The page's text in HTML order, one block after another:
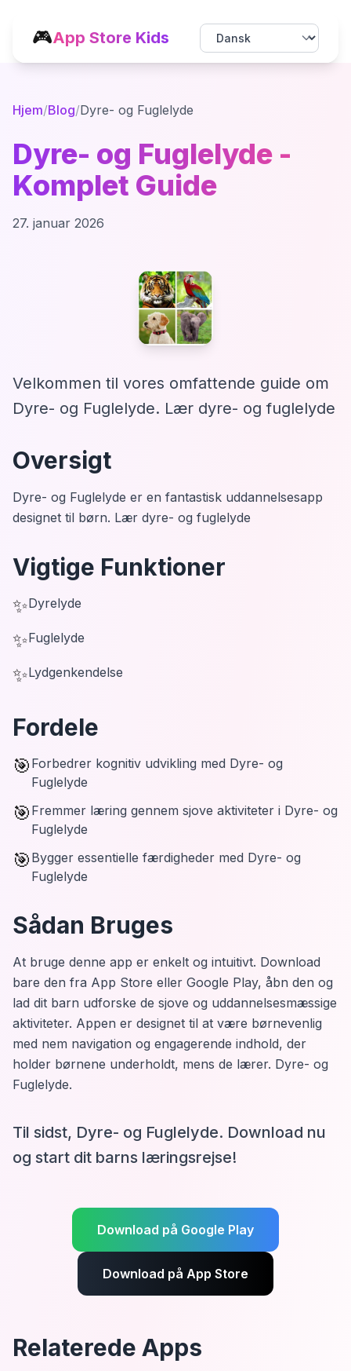
🎮App Store Kids
Hjem/Blog/Dyre- og Fuglelyde
Dyre- og Fuglelyde -
Komplet Guide
27. januar 2026
Velkommen til vores omfattende guide om
Dyre- og Fuglelyde. Lær dyre- og fuglelyde
Oversigt
Dyre- og Fuglelyde er en fantastisk uddannelsesapp
designet til børn. Lær dyre- og fuglelyde
Vigtige Funktioner
✨Dyrelyde
✨Fuglelyde
✨Lydgenkendelse
Fordele
🎯 Forbedrer kognitiv udvikling med Dyre- og
Fuglelyde
🎯 Fremmer læring gennem sjove aktiviteter i Dyre- og
Fuglelyde
🎯 Bygger essentielle færdigheder med Dyre- og
Fuglelyde
Sådan Bruges
At bruge denne app er enkelt og intuitivt. Download
bare den fra App Store eller Google Play, åbn den og
lad dit barn udforske de sjove og uddannelsesmæssige
aktiviteter. Appen er designet til at være børnevenlig
med nem navigation og engagerende indhold, der
holder børnene underholdt, mens de lærer. Dyre- og
Fuglelyde.
Til sidst, Dyre- og Fuglelyde. Download nu
og start dit barns læringsrejse!
Download på Google Play
Download på App Store
Relaterede Apps